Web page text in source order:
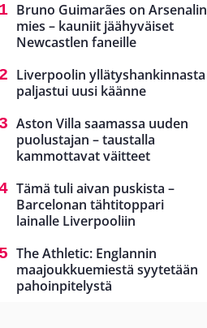
Bruno Guimarães on Arsenalin
mies – kauniit jäähyväiset
Newcastlen faneille
Liverpoolin yllätyshankinnasta
paljastui uusi käänne
Aston Villa saamassa uuden
puolustajan – taustalla
kammottavat väitteet
Tämä tuli aivan puskista –
Barcelonan tähtitoppari
lainalle Liverpooliin
The Athletic: Englannin
maajoukkuemiestä syytetään
pahoinpitelystä